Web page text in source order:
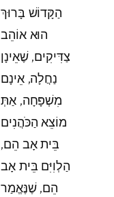
הַקָּדוֹשׁ בָּרוּךְ
הוּא אוֹהֵב
צַדִּיקִים, שֶׁאֵינָן
נַחֲלָה, אֵינָם
מִשְׁפָּחָה, אַתְּ
מוֹצֵא הַכֹּהֲנִים
בֵּית אָב הֵם,
הַלְוִיִּם בֵּית אָב
הֵם, שֶׁנֶּאֱמַר